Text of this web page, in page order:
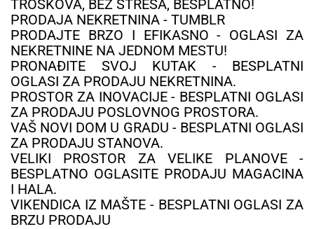
TROŠKOVA, BEZ STRESA, BESPLATNO!
PRODAJA NEKRETNINA - TUMBLR
PRODAJTE BRZO I EFIKASNO - OGLASI ZA
NEKRETNINE NA JEDNOM MESTU!
PRONAĐITE SVOJ KUTAK - BESPLATNI
OGLASI ZA PRODAJU NEKRETNINA.
PROSTOR ZA INOVACIJE - BESPLATNI OGLASI
ZA PRODAJU POSLOVNOG PROSTORA.
VAŠ NOVI DOM U GRADU - BESPLATNI OGLASI
ZA PRODAJU STANOVA.
VELIKI PROSTOR ZA VELIKE PLANOVE -
BESPLATNO OGLASITE PRODAJU MAGACINA
I HALA.
VIKENDICA IZ MAŠTE - BESPLATNI OGLASI ZA
BRZU PRODAJU